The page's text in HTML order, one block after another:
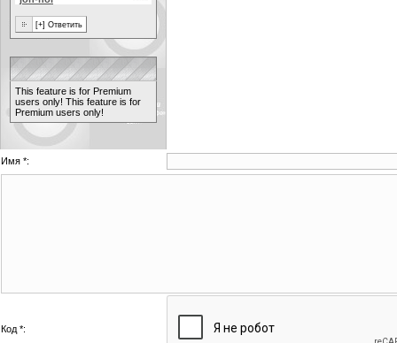
This feature is for Premium
users only! This feature is for
Premium users only!
Имя *:
Код *: